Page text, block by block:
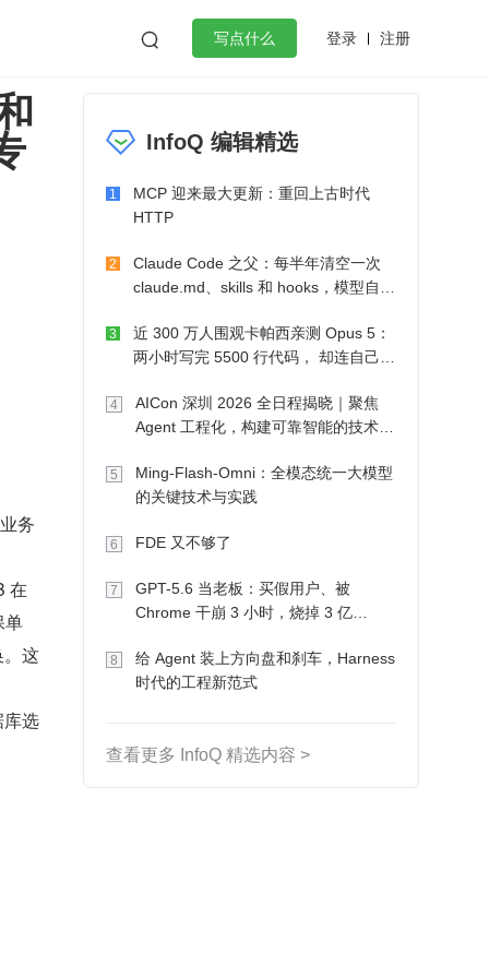
 写点什么 登录 注册
作
微服务架构 flutter
务
在
单
这
选
InfoQ 编辑精选
1
MCP 迎来最大更新：重回上古时代
HTTP
2
Claude Code 之父：每半年清空一次
claude.md、skills 和 hooks，模型自己
3
近 300 万人围观卡帕西亲测 Opus 5：
两小时写完 5500 行代码， 却连自己写
4
AICon 深圳 2026 全日程揭晓｜聚焦
Agent 工程化，构建可靠智能的技术路
5
Ming-Flash-Omni：全模态统一大模型
的关键技术与实践
6 FDE 又不够了
7
GPT-5.6 当老板：买假用户、被
Chrome 干崩 3 小时，烧掉 3 亿
8
给 Agent 装上方向盘和刹车，Harness
时代的工程新范式
查看更多 InfoQ 精选内容 >